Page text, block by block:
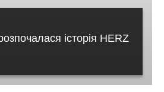
історія HERZ